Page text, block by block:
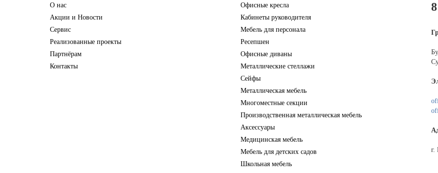
О нас
Акции и Новости
Сервис
Реализованные проекты
Партнёрам
Контакты
Офисные кресла
Кабинеты руководителя
Мебель для персонала
Ресепшен
Офисные диваны
Металлические стеллажи
Сейфы
Металлическая мебель
Многоместные секции
Производственная металлическая мебель
Аксессуары
Медицинская мебель
Мебель для детских садов
Школьная мебель
г.